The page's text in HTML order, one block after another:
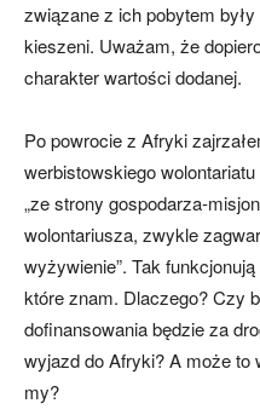
związane z ich pobytem
kiesze­ni. Uważam, że
charak­ter wartości dodanej.
Po powrocie z Afryki
werbistowskiego
„ze strony gospo­darza-
wolontariusza, zwykle
wyżywienie”. Tak
które znam. Dlaczego? Czy
dofinansowania będzie za
wyjazd do Afryki? A może
my?